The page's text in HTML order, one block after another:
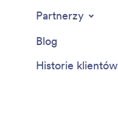
Partnerzy
Blog
Historie klientów